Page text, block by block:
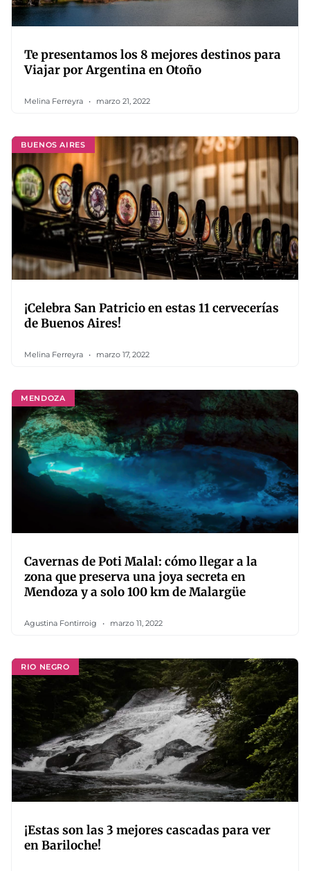
Te presentamos los 8 mejores destinos para
Viajar por Argentina en Otoño
Melina Ferreyra marzo 21, 2022
BUENOS AIRES
¡Celebra San Patricio en estas 11 cervecerías
de Buenos Aires!
Melina Ferreyra marzo 17, 2022
MENDOZA
Cavernas de Poti Malal: cómo llegar a la
zona que preserva una joya secreta en
Mendoza y a solo 100 km de Malargüe
Agustina Fontirroig marzo 11, 2022
RIO NEGRO
¡Estas son las 3 mejores cascadas para ver
en Bariloche!